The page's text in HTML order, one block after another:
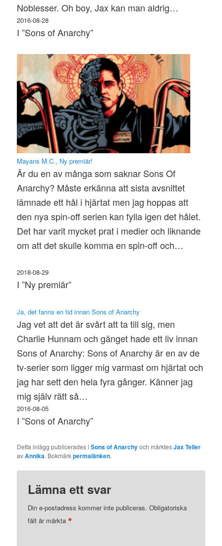
Noblesser. Oh boy, Jax kan man aldrig…
2016-08-28
I ”Sons of Anarchy”
Mayans M.C., Ny premiär!
Är du en av många som saknar Sons Of
Anarchy? Måste erkänna att sista avsnittet
lämnade ett hål i hjärtat men jag hoppas att
den nya spin-off serien kan fylla igen det hålet.
Det har varit mycket prat i medier och liknande
om att det skulle komma en spin-off och…
2018-08-29
I ”Ny premiär”
Ja, det fanns en tid innan Sons of Anarchy
Jag vet att det är svårt att ta till sig, men
Charlie Hunnam och gänget hade ett liv innan
Sons of Anarchy: Sons of Anarchy är en av de
tv-serier som ligger mig varmast om hjärtat och
jag har sett den hela fyra gånger. Känner jag
mig själv rätt så…
2016-08-05
I ”Sons of Anarchy”
Detta inlägg publicerades iSons of Anarchyoch märktesJax Teller
avAnnika. Bokmärkpermalänken.
Lämna ett svar
Din e-postadress kommer inte publiceras. Obligatoriska
fält är märkta*